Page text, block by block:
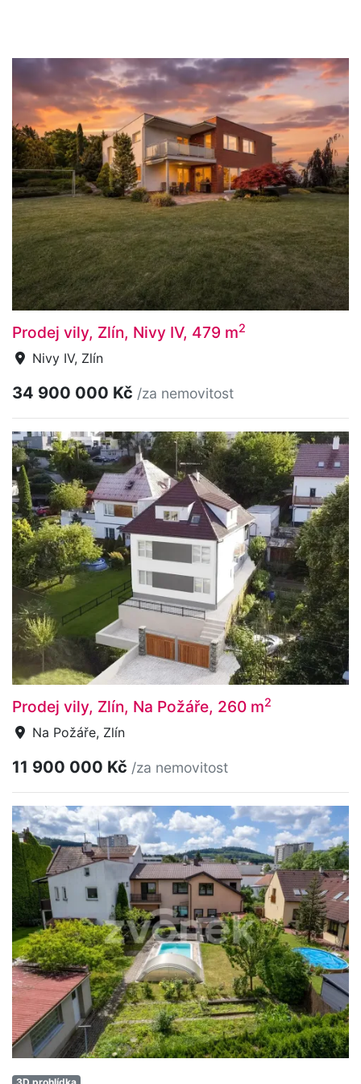
Prodej vily, Zlín, Nivy IV, 479 m2
Nivy IV, Zlín
34 900 000 Kč /za nemovitost
Prodej vily, Zlín, Na Požáře, 260 m2
Na Požáře, Zlín
11 900 000 Kč /za nemovitost